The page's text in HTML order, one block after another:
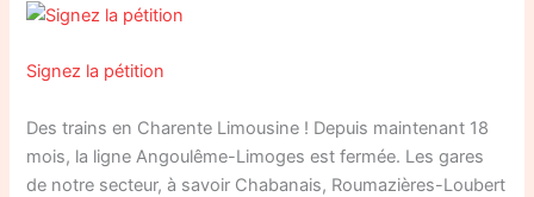
Signez la pétition
Des trains en Charente Limousine ! Depuis maintenant 18
mois, la ligne Angoulême-Limoges est fermée. Les gares
de notre secteur, à savoir Chabanais, Roumazières-Loubert